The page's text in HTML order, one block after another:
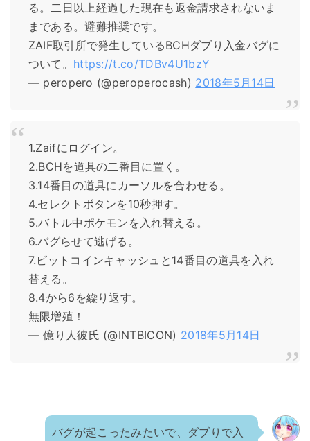
る。二日以上経過した現在も返金請求されないま
まである。避難推奨です。
ZAIF取引所で発生しているBCHダブり入金バグに
ついて。 https://t.co/TDBv4U1bzY
— peropero (@peroperocash) 2018年5月14日
1.Zaifにログイン。
2.BCHを道具の二番目に置く。
3.14番目の道具にカーソルを合わせる。
4.セレクトボタンを10秒押す。
5.バトル中ポケモンを入れ替える。
6.バグらせて逃げる。
7.ビットコインキャッシュと14番目の道具を入れ
替える。
8.4から6を繰り返す。
無限増殖！
— 億り人彼氏 (@INTBICON) 2018年5月14日
バグが起こったみたいで、ダブりで入